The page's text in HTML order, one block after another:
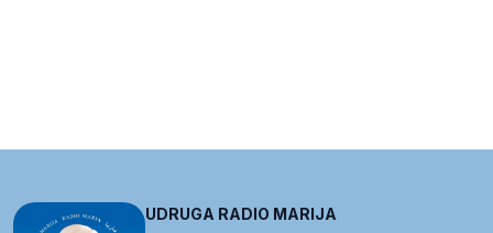
UDRUGA RADIO MARIJA